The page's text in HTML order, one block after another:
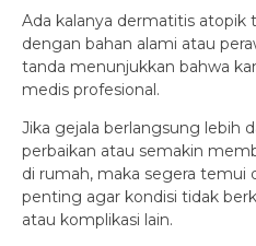
Ada kalanya dermatitis atopik
dengan bahan alami atau
tanda menunjukkan bahwa
medis profesional.
Jika gejala berlangsung lebih
perbaikan atau semakin
di rumah, maka segera temui
penting agar kondisi tidak
atau komplikasi lain.